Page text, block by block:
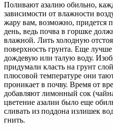
Поливают азалию обильно,
зависимости от влажности
жару вам, возможно, придется
день, ведь почва в горшке
влажной. Лить холодную
поверхность грунта. Еще
дождевую или талую воду.
придумали класть на грунт
плюсовой температуре они
проникает в почву. Время от
добавляют лимонный сок
цветение азалии было еще
сливать из поддона излишек
гнить.